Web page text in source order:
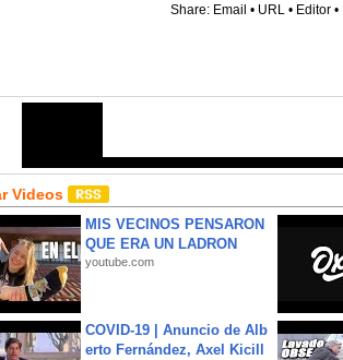
Share: Email • URL • Editor •
Videos
MIS VECINOS PENSARON
QUE ERA UN LADRON
youtube.com
COVID-19 | Anuncio de Alb
erto Fernández, Axel Kicill